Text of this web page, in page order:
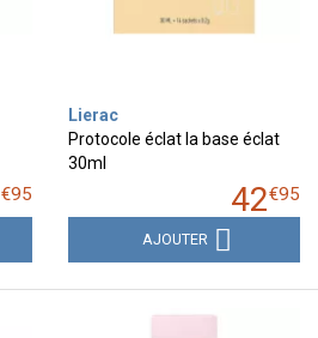
€95
Lierac
Protocole éclat la base éclat
30ml
42€95
AJOUTER